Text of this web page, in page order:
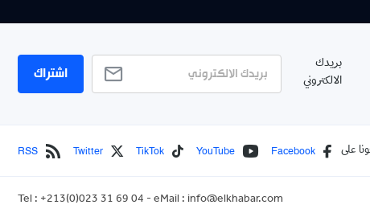
بريدك
الالكتروني
اشتراك
على Facebook
YouTube
TikTok
Twitter
RSS
Tel : +213(0)023 31 69 04 - eMail : info@elkhabar.com